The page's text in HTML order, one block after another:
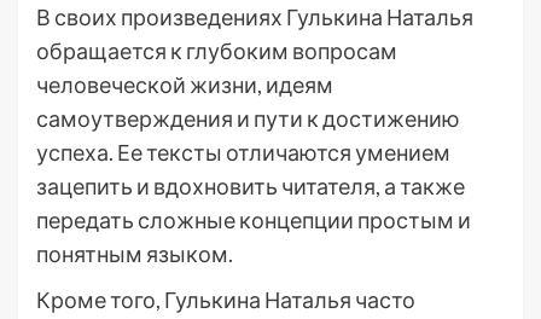
В своих произведениях Гулькина Наталья
обращается к глубоким вопросам
человеческой жизни, идеям
самоутверждения и пути к достижению
успеха. Ее тексты отличаются умением
зацепить и вдохновить читателя, а также
передать сложные концепции простым и
понятным языком.
Кроме того, Гулькина Наталья часто